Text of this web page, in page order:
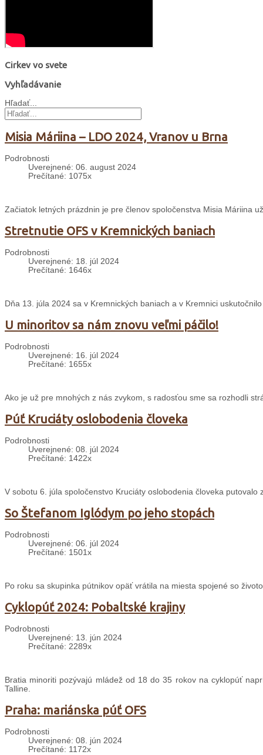
Cirkev vo svete
Vyhľadávanie
Hľadať...
Misia Máriina – LDO 2024, Vranov u Brna
Podrobnosti
Uverejnené: 06. august 2024
Prečítané: 1075x
Začiatok letných prázdnin je pre členov spoločenstva Misia Máriina
Stretnutie OFS v Kremnických baniach
Podrobnosti
Uverejnené: 18. júl 2024
Prečítané: 1646x
Dňa 13. júla 2024 sa v Kremnických baniach a v Kremnici
U minoritov sa nám znovu veľmi páčilo!
Podrobnosti
Uverejnené: 16. júl 2024
Prečítané: 1655x
Ako je už pre mnohých z nás zvykom, s radosťou sme sa rozhodli
Púť Kruciáty oslobodenia človeka
Podrobnosti
Uverejnené: 08. júl 2024
Prečítané: 1422x
V sobotu 6. júla spoločenstvo Kruciáty oslobodenia človeka putovalo
So Štefanom Iglódym po jeho stopách
Podrobnosti
Uverejnené: 06. júl 2024
Prečítané: 1501x
Po roku sa skupinka pútnikov opäť vrátila na miesta spojené so
Cyklopúť 2024: Pobaltské krajiny
Podrobnosti
Uverejnené: 13. jún 2024
Prečítané: 2289x
Bratia minoriti pozývajú mládež od 18 do 35 rokov na cyklopúť
Talline.
Praha: mariánska púť OFS
Podrobnosti
Uverejnené: 08. jún 2024
Prečítané: 1172x